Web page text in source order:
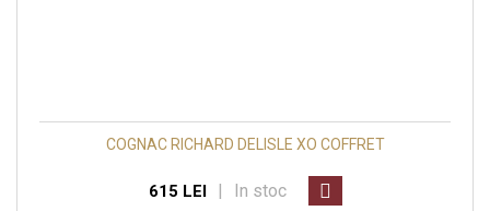
COGNAC RICHARD DELISLE XO COFFRET
615 LEI | In stoc